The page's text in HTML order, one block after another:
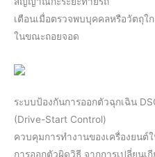
เตือนเมื่อตรวจพบบุคคลหรือวัตถุใ
ในขณะถอยจอด
ระบบป้องกันการออกตัวฉุกเฉิน
(Drive-Start Control)
ควบคุมการทํางานของเครื่องยนต์
การออกตัวผิดวิธี จากการเปลี่ยนเ